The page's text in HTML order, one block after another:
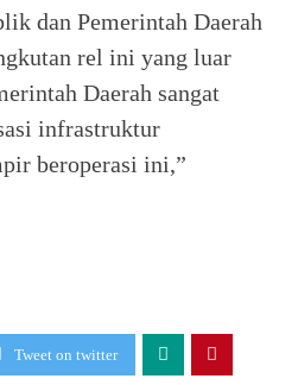
dan Pemerintah Daerah
rel ini yang luar
Daerah sangat
infrastruktur
beroperasi ini,”
Tweet on twitter